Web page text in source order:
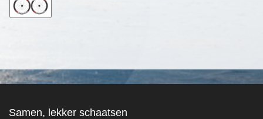
Samen, lekker schaatsen